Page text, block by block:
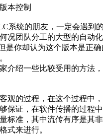
本控制
系统的朋友，一定会遇到
况团队分工的大型的自动
是你却认为这个版本是正
绍一些比较受用的方法
观的过程，在这个过程中
保证，在软件传播的过程
准，其中流传有序是其非
式来进行。